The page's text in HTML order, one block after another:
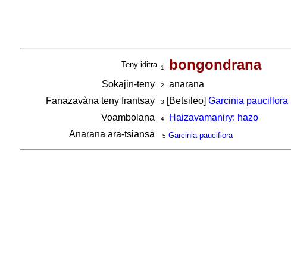
Teny iditra 1 bongondrana
Sokajin-teny 2
anarana
Fanazavàna teny frantsay
3 [Betsileo] Garcinia pauciflora
Voambolana 4
Haizavamaniry: hazo
Anarana ara-tsiansa
5 Garcinia pauciflora